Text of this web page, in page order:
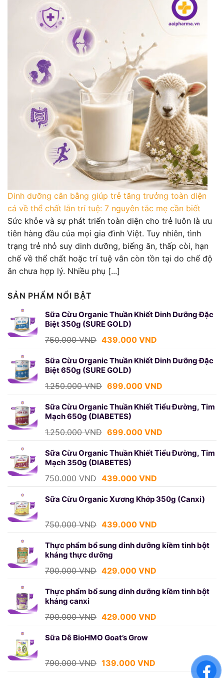
Dinh dưỡng cân bằng giúp trẻ tăng trưởng toàn diện
cả về thể chất lẫn trí tuệ: 7 nguyên tắc mẹ cần biết
Sức khỏe và sự phát triển toàn diện cho trẻ luôn là ưu
tiên hàng đầu của mọi gia đình Việt. Tuy nhiên, tình
trạng trẻ nhỏ suy dinh dưỡng, biếng ăn, thấp còi, hạn
chế về thể chất hoặc trí tuệ vẫn còn tồn tại do chế độ
ăn chưa hợp lý. Nhiều phụ [...]
SẢN PHẨM NỔI BẬT
Sữa Cừu Organic Thuần Khiết Dinh Dưỡng Đặc
Biệt 350g (SURE GOLD)
750.000VND Giá
là:
750.000 VND.
439.000 VNDGiá
tại
439.000 VND.
Sữa Cừu Organic Thuần Khiết Dinh Dưỡng Đặc
Biệt 650g (SURE GOLD)
1.250.000VND Giá
là:
1.250.000 VND.
699.000 VNDGiá
tại
Sữa Cừu Organic Thuần Khiết Tiểu Đường, Tim
Mạch 650g (DIABETES)
1.250.000VND Giá
là:
1.250.000 VND.
699.000 VNDGiá
tại
Sữa Cừu Organic Thuần Khiết Tiểu Đường, Tim
Mạch 350g (DIABETES)
750.000VND Giá
là:
439.000 VNDGiá
tại
Sữa Cừu Organic Xương Khớp 350g (Canxi)
750.000VND Giá
là:
750.000 VND.
439.000 VNDGiá
tại
Thực phẩm bổ sung dinh dưỡng kiềm tinh bột
kháng thực dưỡng
790.000VND Giá
là:
429.000 VNDGiá
tại
Thực phẩm bổ sung dinh dưỡng kiềm tinh bột
kháng canxi
790.000VND Giá
là:
429.000 VNDGiá
429.000 VND.
Sữa Dê BioHMO Goat’s Grow
790.000VND Giá
139.000 VNDGiá